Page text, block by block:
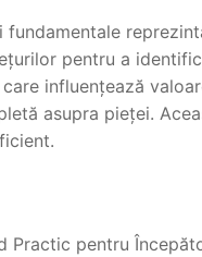
pentru a
influențează
asupra pieței.
Practic pentru